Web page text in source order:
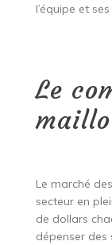
l’équipe et
Le
Le marché
secteur en
de dollars
dépenser